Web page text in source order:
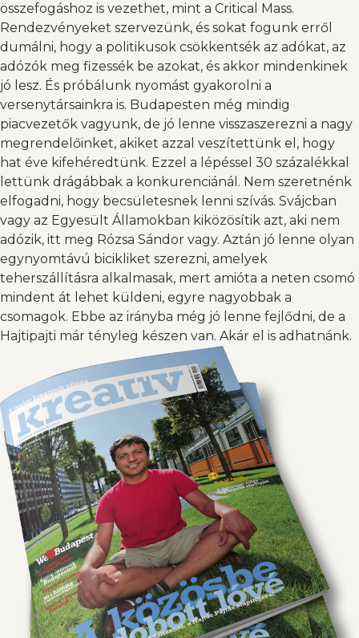
összefogáshoz is vezethet, mint a Critical Mass.
Rendezvényeket szervezünk, és sokat fogunk erről
dumálni, hogy a politikusok csökkentsék az adókat, az
adózók meg fizessék be azokat, és akkor mindenkinek
jó lesz. És próbálunk nyomást gyakorolni a
versenytársainkra is. Budapesten még mindig
piacvezetők vagyunk, de jó lenne visszaszerezni a nagy
megrendelőinket, akiket azzal veszítettünk el, hogy
hat éve kifehéredtünk. Ezzel a lépéssel 30 százalékkal
lettünk drágábbak a konkurenciánál. Nem szeretnénk
elfogadni, hogy becsületesnek lenni szívás. Svájcban
vagy az Egyesült Államokban kiközösítik azt, aki nem
adózik, itt meg Rózsa Sándor vagy. Aztán jó lenne olyan
egynyomtávú bicikliket szerezni, amelyek
teherszállításra alkalmasak, mert amióta a neten csomó
mindent át lehet küldeni, egyre nagyobbak a
csomagok. Ebbe az irányba még jó lenne fejlődni, de a
Hajtipajti már tényleg készen van. Akár el is adhatnánk.